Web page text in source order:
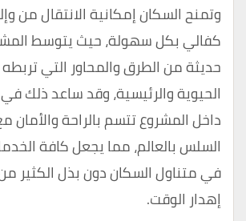
وتمنح السكان إمكانية الانتقال من
كفالي بكل سهولة، حيث يتوسط
حديثة من الطرق والمحاور التي
الحيوية والرئيسية، وقد ساعد ذلك
داخل المشروع تتسم بالراحة والأمان
السلس بالعالم، مما يجعل كافة
في متناول السكان دون بذل الكثير
إهدار الوقت.